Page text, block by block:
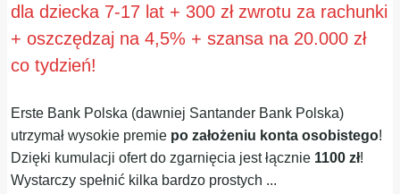
dla dziecka 7-17 lat + 300 zł zwrotu za rachunki
+ oszczędzaj na 4,5% + szansa na 20.000 zł
co tydzień!
Erste Bank Polska (dawniej Santander Bank Polska)
utrzymał wysokie premie po założeniu konta osobistego!
Dzięki kumulacji ofert do zgarnięcia jest łącznie 1100 zł!
Wystarczy spełnić kilka bardzo prostych ...